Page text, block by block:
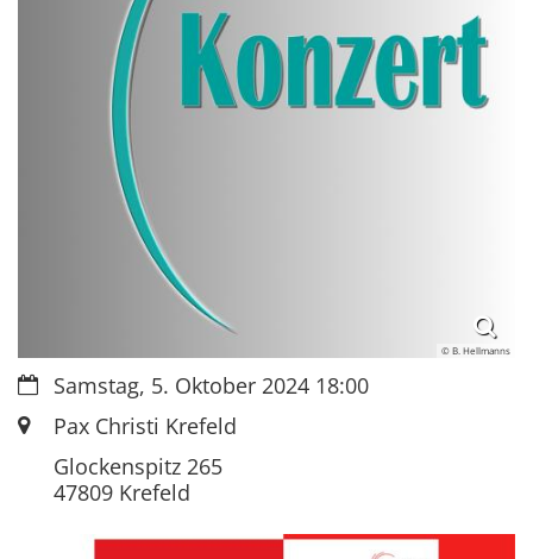
© B. Hellmanns
Datum:Samstag, 5. Oktober 2024 18:00
Ort: Pax Christi Krefeld
Glockenspitz 265
47809 Krefeld